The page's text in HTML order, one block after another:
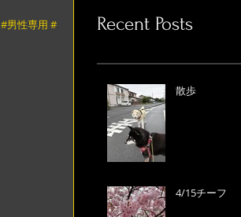
#男性専用 #
Recent Posts
散歩
4/15チーフ